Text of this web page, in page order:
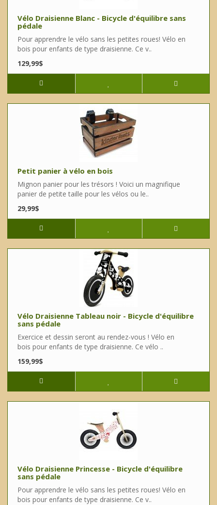
Vélo Draisienne Blanc - Bicycle d'équilibre sans
pédale
Pour apprendre le vélo sans les petites roues! Vélo en
bois pour enfants de type draisienne. Ce v..
129,99$
Petit panier à vélo en bois
Mignon panier pour les trésors ! Voici un magnifique
panier de petite taille pour les vélos ou le..
29,99$
Vélo Draisienne Tableau noir - Bicycle d'équilibre
sans pédale
Exercice et dessin seront au rendez-vous ! Vélo en
bois pour enfants de type draisienne. Ce vélo ..
159,99$
Vélo Draisienne Princesse - Bicycle d'équilibre
sans pédale
Pour apprendre le vélo sans les petites roues! Vélo en
bois pour enfants de type draisienne. Ce v..